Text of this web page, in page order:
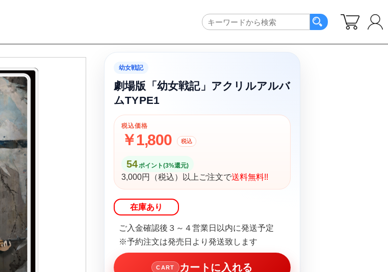
幼女戦記
劇場版「幼女戦記」アクリルアルバ
ムTYPE1
税込価格
￥1,800 税込
54ポイント(3%還元)
3,000円（税込）以上ご注文で送料無料!!
在庫あり
ご入金確認後３～４営業日以内に発送予定
※予約注文は発売日より発送致します
CART カートに入れる